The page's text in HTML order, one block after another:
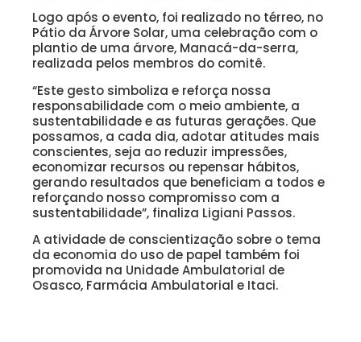
Logo após o evento, foi realizado no térreo, no
Pátio da Árvore Solar, uma celebração com o
plantio de uma árvore, Manacá-da-serra,
realizada pelos membros do comitê.
“Este gesto simboliza e reforça nossa
responsabilidade com o meio ambiente, a
sustentabilidade e as futuras gerações. Que
possamos, a cada dia, adotar atitudes mais
conscientes, seja ao reduzir impressões,
economizar recursos ou repensar hábitos,
gerando resultados que beneficiam a todos e
reforçando nosso compromisso com a
sustentabilidade”, finaliza Ligiani Passos.
A atividade de conscientização sobre o tema
da economia do uso de papel também foi
promovida na Unidade Ambulatorial de
Osasco, Farmácia Ambulatorial e Itaci.